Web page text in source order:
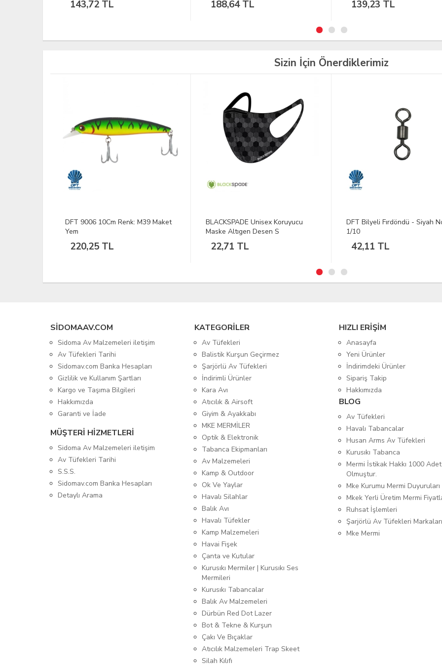
188,64 TL 139,23 TL 361,76 TL
Sizin İçin Önerdiklerimiz
BLACKSPADE Unisex Koruyucu
Maske Altıgen Desen S
22,71 TL
DFT Bilyeli Fırdöndü - Siyah No:2/0
1/10
42,11 TL
Kral Arms St 500 White
Av Tüfeği
SIDOMAAV.COM
Sidoma Av Malzemeleri iletişim
Av Tüfekleri Tarihi
Sidomav.com Banka Hesapları
Gizlilik ve Kullanım Şartları
Kargo ve Taşıma Bilgileri
Hakkımızda
Garanti ve İade
MÜŞTERİ HİZMETLERİ
Sidoma Av Malzemeleri iletişim
Av Tüfekleri Tarihi
S.S.S.
Sidomav.com Banka Hesapları
Detaylı Arama
KATEGORİLER
Av Tüfekleri
Balistik Kurşun Geçirmez
Şarjörlü Av Tüfekleri
İndirimli Ürünler
Kara Avı
Atıcılık & Airsoft
Giyim & Ayakkabı
MKE MERMİLER
Optik & Elektronik
Tabanca Ekipmanları
Av Malzemeleri
Kamp & Outdoor
Ok Ve Yaylar
Havalı Silahlar
Balık Avı
Havalı Tüfekler
Kamp Malzemeleri
Havai Fişek
Çanta ve Kutular
Kurusıkı Mermiler | Kurusıkı Ses
Mermileri
Kurusıkı Tabancalar
Balık Av Malzemeleri
Dürbün Red Dot Lazer
Bot & Tekne & Kurşun
Çakı Ve Bıçaklar
Atıcılık Malzemeleri Trap Skeet
Silah Kılıfı
HIZLI ERİŞİM
Anasayfa
Yeni Ürünler
İndirimdeki Ürünler
Sipariş Takip
Hakkımızda
BLOG
Av Tüfekleri
Havalı Tabancalar
Husan Arms Av Tüfekleri
Kurusıkı Tabanca
Mermi İstikak Hakkı 1000 Adet
Olmuştur.
Mke Kurumu Mermi
Mkek Yerli Üretim Mermi
Ruhsat İşlemleri
Şarjörlü Av Tüfekleri Markaları
Mke Mermi